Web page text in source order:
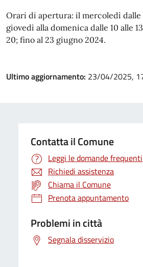
Orari di apertura: il mercoledì dalle
giovedì alla domenica dalle 10 alle
20; fino al 23 giugno 2024.
Ultimo aggiornamento: 23/04/2025,
Contatta il Comune
Leggi le domande frequenti
Richiedi assistenza
Chiama il Comune
Prenota appuntamento
Problemi in città
Segnala disservizio